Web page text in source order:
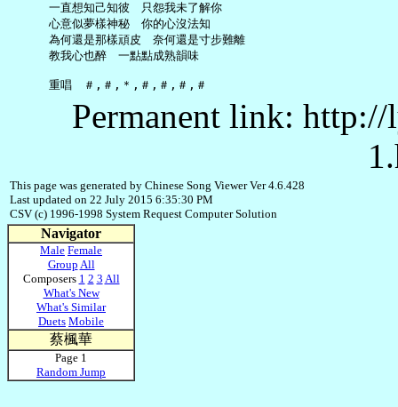
     一直想知己知彼　只怨我未了解你
     心意似夢樣神秘　你的心沒法知
     為何還是那樣頑皮　奈何還是寸步難離
     教我心也醉　一點點成熟韻味
Permanent link:
This page was generated by Chinese Song Viewer Ver 4.6.428
Last updated on 22 July 2015 6:35:30 PM
CSV (c) 1996-1998 System Request Computer Solution
Navigator
Male Female
Group All
Composers 1 2 3 All
What's New
What's Similar
Duets Mobile
蔡楓華
Page 1
Random Jump